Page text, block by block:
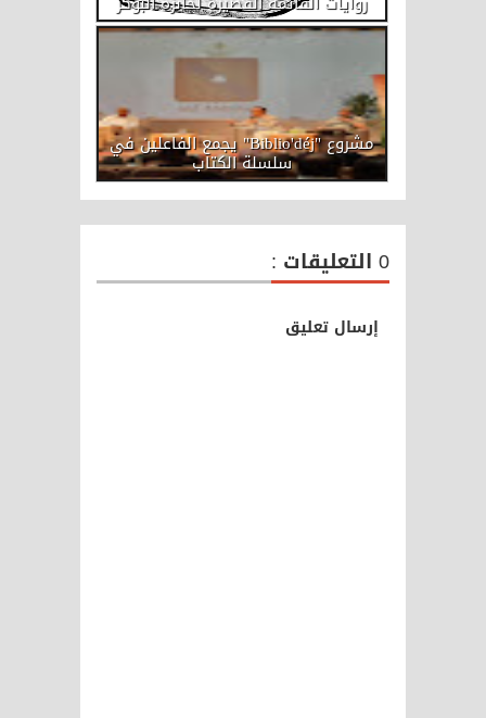
مشروع "Biblio'déj" يجمع الفاعلين في
سلسلة الكتاب
0 التعليقات :
إرسال تعليق